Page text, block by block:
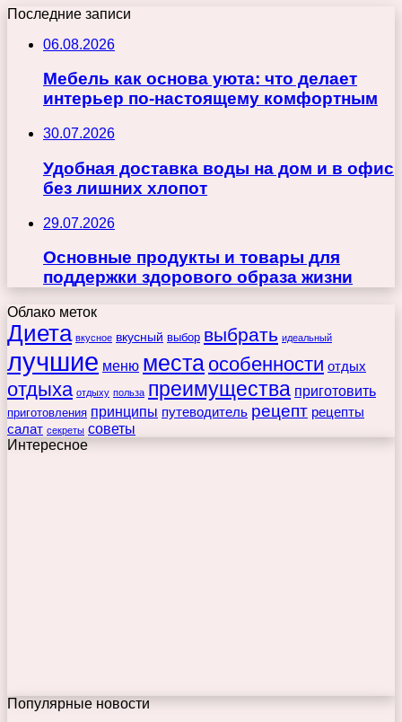
Последние записи
06.08.2026
Мебель как основа уюта: что делает
интерьер по-настоящему комфортным
30.07.2026
Удобная доставка воды на дом и в офис
без лишних хлопот
29.07.2026
Основные продукты и товары для
поддержки здорового образа жизни
Облако меток
Диета вкусное вкусный выбор выбрать идеальный
лучшие меню места особенности отдых
отдыха отдыху польза преимущества приготовить
приготовления принципы путеводитель рецепт рецепты
салат секреты советы
Интересное
Популярные новости